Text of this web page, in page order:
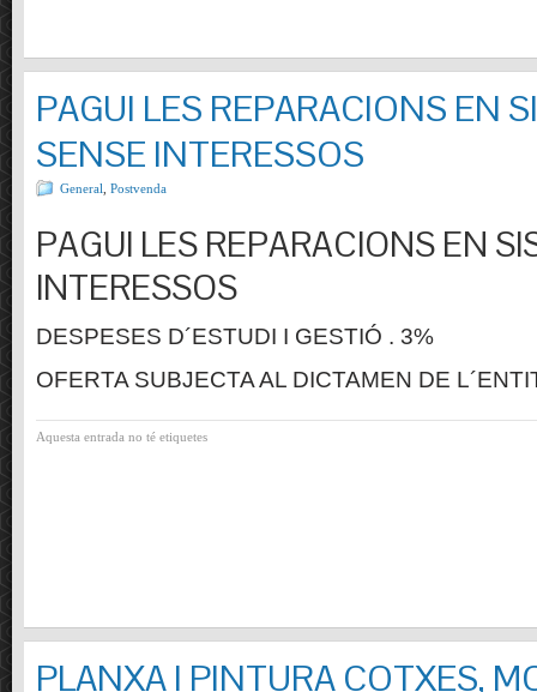
PAGUI LES REPARACIONS EN
SENSE INTERESSOS
General Postvenda
PAGUI LES REPARACIONS EN
INTERESSOS
DESPESES D´ESTUDI I GESTIÓ . 3%
OFERTA SUBJECTA AL DICTAMEN DE
Aquesta entrada no té etiquetes
PLANXA I PINTURA COTXES,